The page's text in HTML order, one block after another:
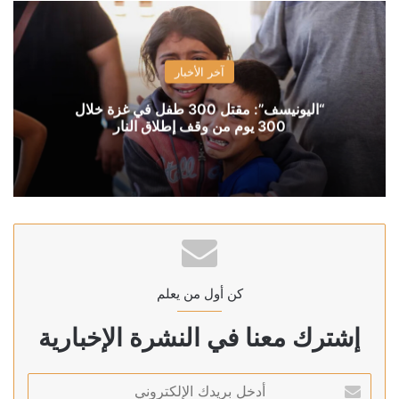
آخر الأخبار
“اليونيسف”: مقتل 300 طفل في غزة خلال
300 يوم من وقف إطلاق النار
كن أول من يعلم
إشترك معنا في النشرة الإخبارية